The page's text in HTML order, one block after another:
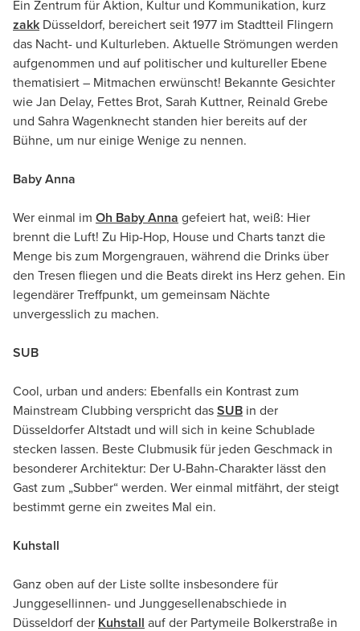
Ein Zentrum für Aktion, Kultur und Kommunikation, kurz
zakk Düsseldorf, bereichert seit 1977 im Stadtteil Flingern
das Nacht- und Kulturleben. Aktuelle Strömungen werden
aufgenommen und auf politischer und kultureller Ebene
thematisiert – Mitmachen erwünscht! Bekannte Gesichter
wie Jan Delay, Fettes Brot, Sarah Kuttner, Reinald Grebe
und Sahra Wagenknecht standen hier bereits auf der
Bühne, um nur einige Wenige zu nennen.
Baby Anna
Wer einmal im Oh Baby Anna gefeiert hat, weiß: Hier
brennt die Luft! Zu Hip-Hop, House und Charts tanzt die
Menge bis zum Morgengrauen, während die Drinks über
den Tresen fliegen und die Beats direkt ins Herz gehen. Ein
legendärer Treffpunkt, um gemeinsam Nächte
unvergesslich zu machen.
SUB
Cool, urban und anders: Ebenfalls ein Kontrast zum
Mainstream Clubbing verspricht das SUB in der
Düsseldorfer Altstadt und will sich in keine Schublade
stecken lassen. Beste Clubmusik für jeden Geschmack in
besonderer Architektur: Der U-Bahn-Charakter lässt den
Gast zum „Subber“ werden. Wer einmal mitfährt, der steigt
bestimmt gerne ein zweites Mal ein.
Kuhstall
Ganz oben auf der Liste sollte insbesondere für
Junggesellinnen- und Junggesellenabschiede in
Düsseldorf der Kuhstall auf der Partymeile Bolkerstraße in